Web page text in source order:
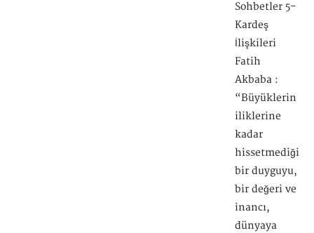
Sohbetler 5-
Kardeş
İlişkileri
Fatih
Akbaba :
“Büyüklerin
iliklerine
kadar
hissetmediği
bir duyguyu,
bir değeri ve
inancı,
dünyaya